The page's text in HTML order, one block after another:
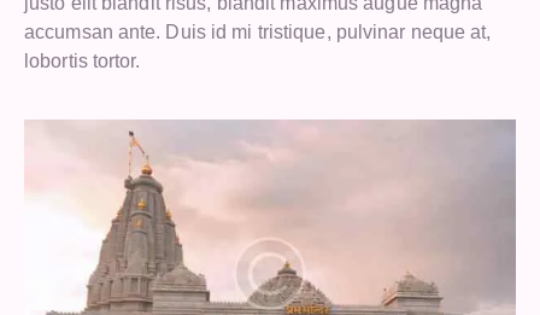
accumsan ante. Duis id mi tristique, pulvinar neque at,
lobortis tortor.